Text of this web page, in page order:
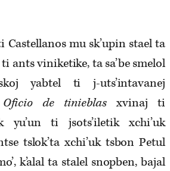
Castellanos mu sk’upin stael ta
ants viniketike, ta sa’be smelol
yabtel ti j-uts’intavanej
Oficio de tinieblasxvinaj ti
yu’un ti jsots’iletik xchi’uk
tslok’ta xchi’uk tsbon Petul
k’alal ta stalel snopben, bajal